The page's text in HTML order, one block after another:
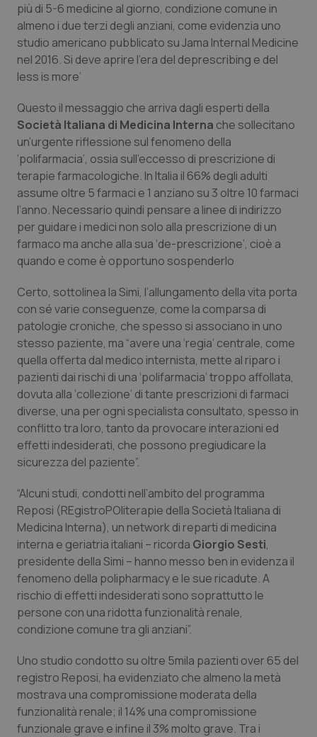
Liguria
Lombardia
Molise
Piemonte
Provincia Autonoma di Bolzano
Provincia Autonoma di Trento
Sardegna
Sicilia
Toscana
Umbria
Valle D’Aosta
Veneto
Disturbi dell’umore
Dolore
Epatiti
HIV
Infezioni & Febbre
Ipertensione & Scompenso
Malattia di Crohn & Rettocolite Ulcerosa
Neuroscienze & patologie neurodegenerative
Obesità
Oftalmologia
Oncodermatologia
Oncoematologia
Oncologia & Nutrizione
Psoriasi & pelle
Quotidiano Cardiologia
Quotidiano Chirurgia
Quotidiano Oncologia
Quotidiano Pediatria
più di 5-6 medicine al giorno, condizione comune in
almeno i due terzi degli anziani, come evidenzia uno
studio americano pubblicato suJama Internal Medicine
nel 2016. Si deve aprire l’era del deprescribing e del
less is more’
Questo il messaggio che arriva dagli esperti della
Società Italiana di Medicina Interna che sollecitano
un’urgente riflessione sul fenomeno della
‘polifarmacia’, ossia sull’eccesso di prescrizione di
terapie farmacologiche. In Italia il 66% degli adulti
assume oltre 5 farmaci e 1 anziano su 3 oltre 10 farmaci
l’anno. Necessario quindi pensare a linee di indirizzo
per guidare i medici non solo alla prescrizione di un
farmaco ma anche alla sua ‘de-prescrizione’, cioè a
quando e come è opportuno sospenderlo
Certo, sottolinea la Simi, l’allungamento della vita porta
con sé varie conseguenze, come la comparsa di
patologie croniche, che spesso si associano in uno
stesso paziente, ma “avere una ‘regia’ centrale, come
quella offerta dal medico internista, mette al riparo i
pazienti dai rischi di una ‘polifarmacia’ troppo affollata,
dovuta alla ‘collezione’ di tante prescrizioni di farmaci
diverse, una per ogni specialista consultato, spesso in
conflitto tra loro, tanto da provocare interazioni ed
effetti indesiderati, che possono pregiudicare la
sicurezza del paziente”.
“Alcuni studi, condotti nell’ambito del programma
Reposi (REgistroPOliterapie della Società Italiana di
Medicina Interna), un network di reparti di medicina
interna e geriatria italiani – ricorda Giorgio Sesti,
presidente della Simi – hanno messo ben in evidenza il
fenomeno della polipharmacy e le sue ricadute. A
rischio di effetti indesiderati sono soprattutto le
persone con una ridotta funzionalità renale,
condizione comune tra gli anziani”.
Uno studio condotto su oltre 5mila pazienti over 65 del
registro Reposi, ha evidenziato che almeno la metà
mostrava una compromissione moderata della
funzionalità renale; il 14% una compromissione
funzionale grave e infine il 3% molto grave. Tra i